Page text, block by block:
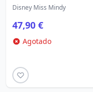
Disney Miss Mindy
47,90 €
Agotado